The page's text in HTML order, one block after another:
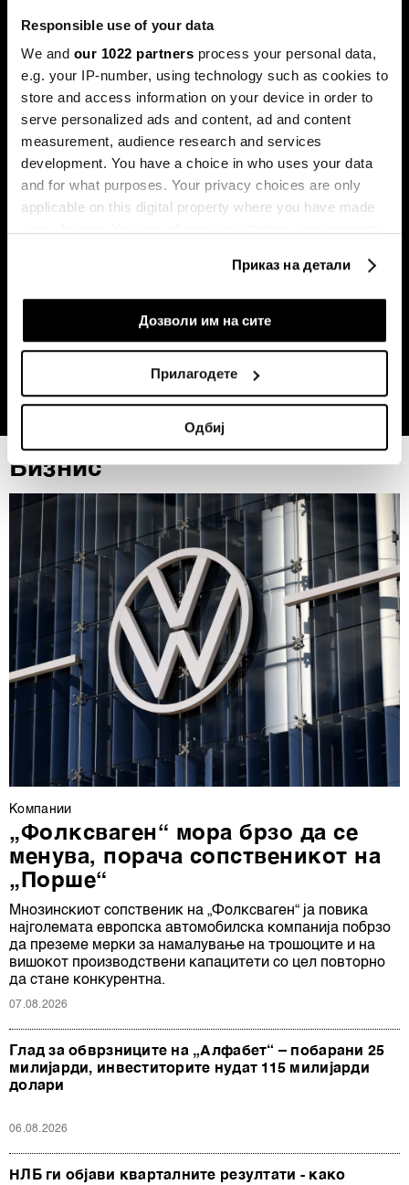
Responsible use of your data
We and our 1022 partners process your personal data,
e.g. your IP-number, using technology such as cookies to
store and access information on your device in order to
serve personalized ads and content, ad and content
measurement, audience research and services
development. You have a choice in who uses your data
and for what purposes. Your privacy choices are only
applicable on this digital property where you have made
If you allow, we would also like to:
Collect information about your geographical
Identify your device by actively scanning it for
specific characteristics (fingerprinting)
Find out more about how your personal data is processed
and set your preferences in the
Заедничките ракувачи се HD-WIN ARENA SPORT
d.o.o. и Пертнери. Повеќе за податоците кои ги
обработуваме како и за вашите права прочитајте во
нашата
Политика на приватност, а за колачињата и
други слични технологии во Политиката на
колачиња . Колачињата во кој било момент можете
повторно да ги ажурирате со клик на „Прикажи ги
деталите“. Согласноста можете во кој било момент да
ја повлечете без негативни последици.
Приказ на детали
Дозволи им на сите
Прилагодете
Одбиј
Хрватските компании ги
излегувањето на берза
Над 60 отсто од плаќањата
во евра се преку новата
шема на СЕПА
со ризици и приноси како
Патот на македонските
до големите трговски
Бизнис
Компании
„Фолксваген“ мора брзо да се
менува, порача сопственикот на
„Порше“
Мнозинскиот сопственик на „Фолксваген“ ја повика
најголемата европска автомобилска компанија побрзо
да преземе мерки за намалување на трошоците и на
вишокот производствени капацитети со цел повторно
да стане конкурентна.
07.08.2026
Глад за обврзниците на „Алфабет“ – побарани 25
милијарди, инвеститорите нудат 115 милијарди
долари
06.08.2026
НЛБ ги објави кварталните резултати - како